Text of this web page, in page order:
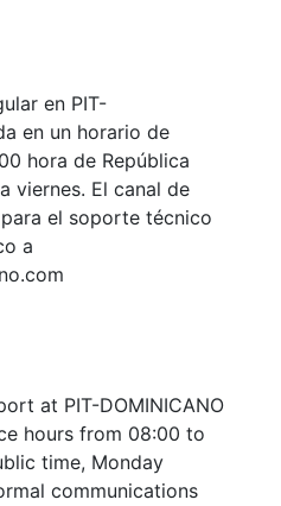
en PIT-
en un horario de
hora de República
viernes. El canal de
el soporte técnico
a
at PIT-DOMINICANO
hours from 08:00 to
time, Monday
communications